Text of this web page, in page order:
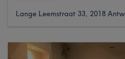
Lange Leemstraat 33, 2018